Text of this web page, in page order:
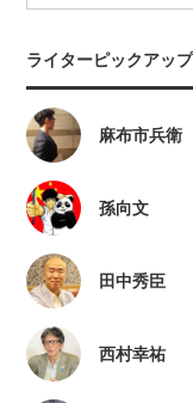
ライターピックアップ
麻布市兵衛
孫向文
田中秀臣
西村幸祐